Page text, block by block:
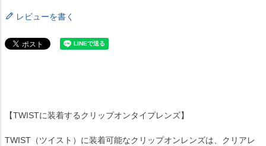
レビューを書く
【TWISTに装着するクリップオンタイプレンズ】
TWIST（ツイスト）に装着可能なクリップオンレンズは、クリアレ